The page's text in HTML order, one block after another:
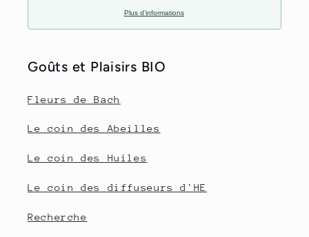
Plus d’informations
Goûts et Plaisirs BIO
Fleurs de Bach
Le coin des Abeilles
Le coin des Huiles
Le coin des diffuseurs d'HE
Recherche